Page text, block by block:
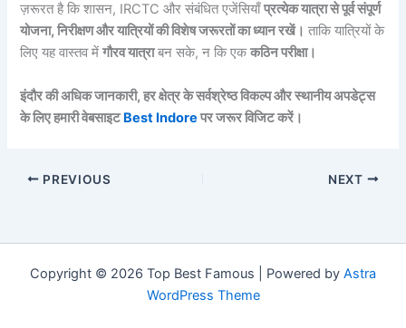
ज़रूरत है कि शासन, IRCTC और संबंधित एजेंसियाँप्रत्येक यात्रा से पूर्व संपूर्ण
योजना, निरीक्षण और यात्रियों की विशेष जरूरतों का ध्यान रखें। ताकि यात्रियों के
लिए यह वास्तव मेंगौरव यात्राबन सके, न कि एककठिन परीक्षा।
इंदौर की अधिक जानकारी, हर क्षेत्र के सर्वश्रेष्ठ विकल्प और स्थानीय अपडेट्स
के लिए हमारी वेबसाइटBest Indore पर जरूर विजिट करें।
PREVIOUS NEXT
Copyright © 2026 Top Best Famous | Powered by Astra
WordPress Theme